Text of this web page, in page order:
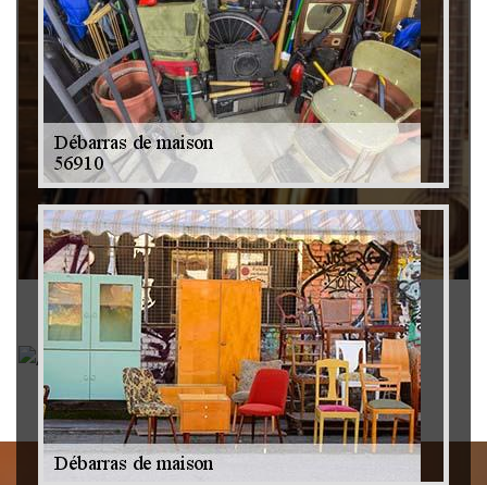
Rachat instrument de musique 79
Achat antiquité 79